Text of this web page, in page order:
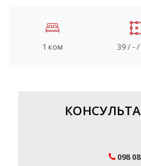
1 ком 39 / -
098